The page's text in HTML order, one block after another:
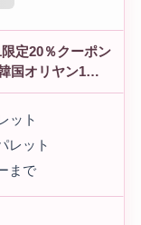
定20％クーポン
国オリヤン1位
パレット 16色
ウパレ…
ット
レット
まで